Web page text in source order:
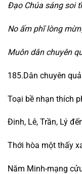
Đạo Chúa sáng soi
No ấm phĩ lòng
Muôn dân chuyên
185.Dân chuyên
Toại bề nhạn thích
Đinh, Lê, Trần, Lý
Thới hòa một thấy
Năm Minh-mạng